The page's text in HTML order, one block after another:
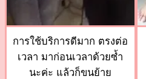
การใช้บริการดีมาก ตรงต่อ
เวลา มาก่อนเวลาด้วยซ้ำ
นะค่ะ แล้วก็ขนย้าย